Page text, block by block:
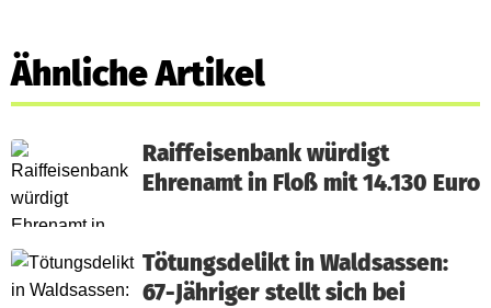
Ähnliche Artikel
Raiffeisenbank würdigt
Ehrenamt in Floß mit 14.130 Euro
Tötungsdelikt in Waldsassen:
67-Jähriger stellt sich bei